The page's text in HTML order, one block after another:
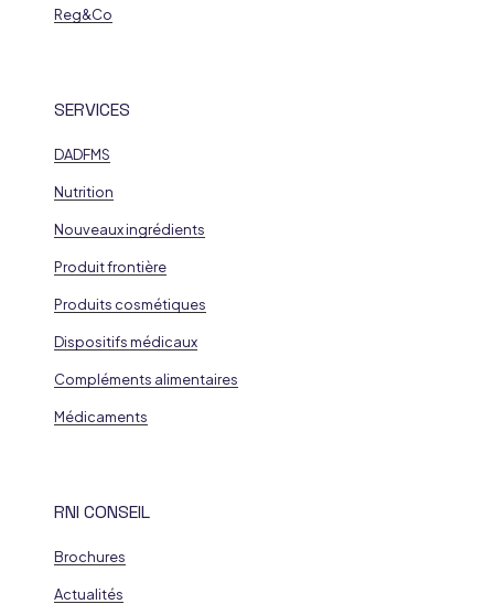
Reg&Co
SERVICES
DADFMS
Nutrition
Nouveaux ingrédients
Produit frontière
Produits cosmétiques
Dispositifs médicaux
Compléments alimentaires
Médicaments
RNI CONSEIL
Brochures
Actualités